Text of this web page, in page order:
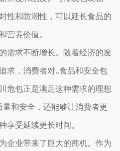
性和防潮性，可以延长食品的
营养价值。
需求不断增长。随着经济的发
求，消费者对..食品和安全包
危包正是满足这种需求的理想
和安全，还能够让消费者更
享受延续更长时间。
企业带来了巨大的商机。作为